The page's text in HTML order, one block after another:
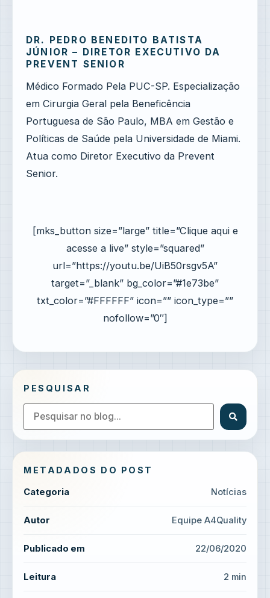
DR. PEDRO BENEDITO BATISTA
JÚNIOR – DIRETOR EXECUTIVO DA
PREVENT SENIOR
Médico Formado Pela PUC-SP. Especialização
em Cirurgia Geral pela Beneficência
Portuguesa de São Paulo, MBA em Gestão e
Políticas de Saúde pela Universidade de Miami.
Atua como Diretor Executivo da Prevent
Senior.
[mks_button size=”large” title=”Clique aqui e
acesse a live” style=”squared”
url=”https://youtu.be/UiB50rsgv5A”
target=”_blank” bg_color=”#1e73be”
txt_color=”#FFFFFF” icon=”” icon_type=””
nofollow=”0″]
PESQUISAR
METADADOS DO POST
Categoria Notícias
Autor Equipe A4Quality
Publicado em 22/06/2020
Leitura 2 min